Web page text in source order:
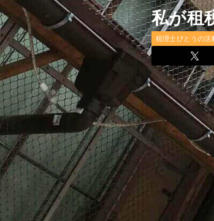
私が租
税理士びとうの活